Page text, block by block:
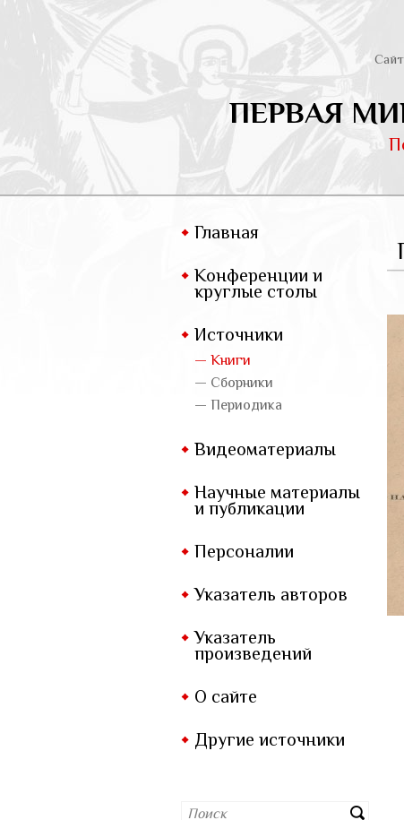
ПЕРВАЯ
Главная
Конференции и
круглые столы
Источники
— Книги
— Сборники
— Периодика
Видеоматериалы
Научные материалы
и публикации
Персоналии
Указатель авторов
Указатель
произведений
О сайте
Другие источники